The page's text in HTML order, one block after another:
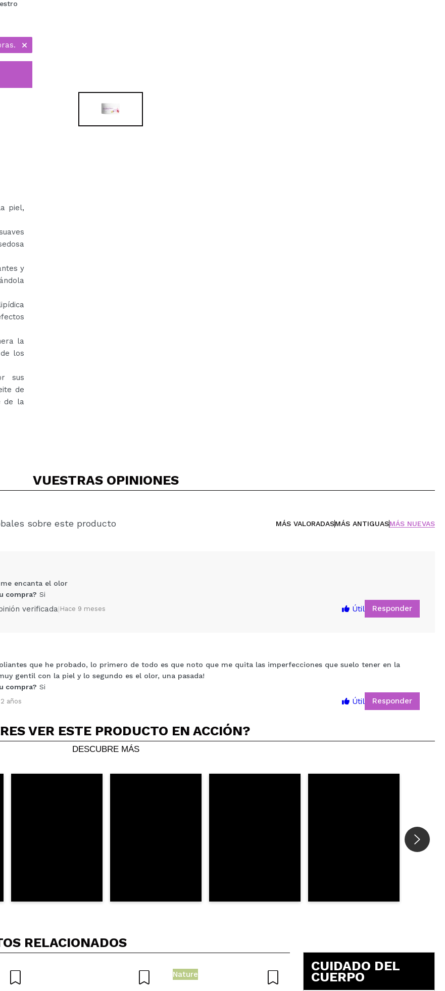
piel,
y
la
los
sus
de
de la
VUESTRAS OPINIONES
sobre este producto MÁS VALORADASMÁS ANTIGUASMÁS NUEVAS
Compartir un vídeo o una foto
Tu vídeo podría ser el primero. Imagínatelo...
encanta el olor
compra? Si
verificada| Hace 9 meses Útil Responder
que he probado, lo primero de todo es que noto que me quita las imperfecciones que suelo tener en la
gentil con la piel y lo segundo es el olor, una pasada!
compra? Si
años Útil Responder
VER ESTE PRODUCTO EN ACCIÓN?
DESCUBRE MÁS
RELACIONADOS
Nature
CUIDADO DEL
CUERPO